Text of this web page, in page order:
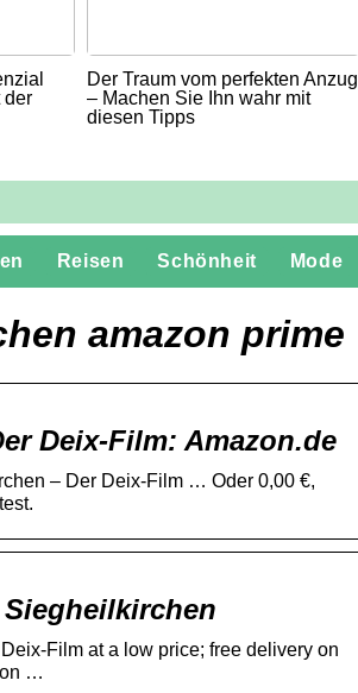
der
Der Traum vom perfekten Anzug
– Machen Sie Ihn wahr mit
diesen Tipps
Reisen Schönheit Mode
amazon prime
Deix-Film: Amazon.de
– Der Deix-Film … Oder 0,00 €,
Film at a low price; free delivery on
…